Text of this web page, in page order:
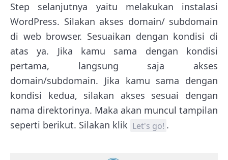
Step selanjutnya yaitu melakukan instalasi
WordPress. Silakan akses domain/ subdomain
di web browser. Sesuaikan dengan kondisi di
atas ya. Jika kamu sama dengan kondisi
pertama, langsung saja akses
domain/subdomain. Jika kamu sama dengan
kondisi kedua, silakan akses sesuai dengan
nama direktorinya. Maka akan muncul tampilan
seperti berikut. Silakan klik Let's go! .